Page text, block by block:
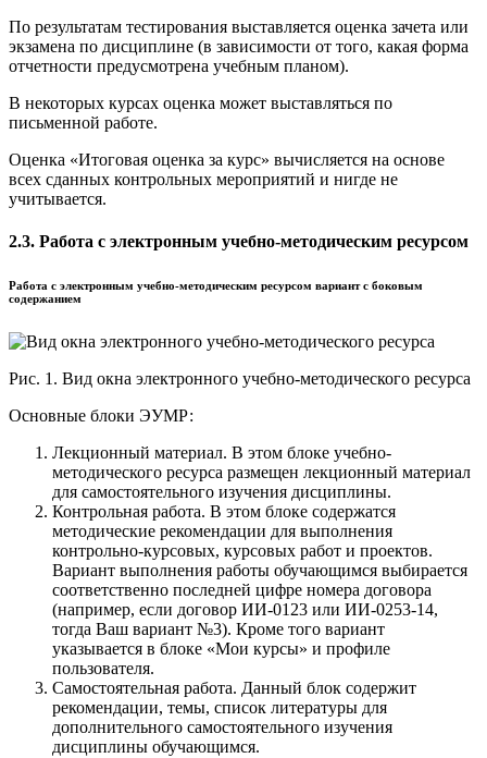
По результатам тестирования выставляется оценка зачета или
экзамена по дисциплине (в зависимости от того, какая форма
отчетности предусмотрена учебным планом).
В некоторых курсах оценка может выставляться по
письменной работе.
Оценка «Итоговая оценка за курс» вычисляется на основе
всех сданных контрольных мероприятий и нигде не
учитывается.
2.3. Работа с электронным учебно-методическим ресурсом
Работа с электронным учебно-методическим ресурсом вариант с боковым
содержанием
Рис. 1. Вид окна электронного учебно-методического ресурса
Основные блоки ЭУМР:
Лекционный материал. В этом блоке учебно-
методического ресурса размещен лекционный материал
для самостоятельного изучения дисциплины.
Контрольная работа. В этом блоке содержатся
методические рекомендации для выполнения
контрольно-курсовых, курсовых работ и проектов.
Вариант выполнения работы обучающимся выбирается
соответственно последней цифре номера договора
(например, если договор ИИ-0123 или ИИ-0253-14,
тогда Ваш вариант №3). Кроме того вариант
указывается в блоке «Мои курсы» и профиле
пользователя.
Самостоятельная работа. Данный блок содержит
рекомендации, темы, список литературы для
дополнительного самостоятельного изучения
дисциплины обучающимся.